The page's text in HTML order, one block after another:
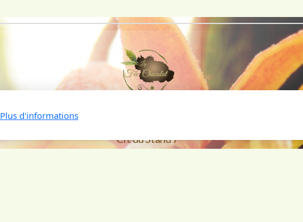
Ch. du Stand 7
Plus d'informations